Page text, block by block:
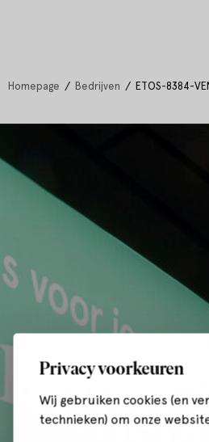
Privacy voorkeuren
Wij gebruiken cookies (en
technieken) om onze
Homepage Bedrijven ETOS-8384-